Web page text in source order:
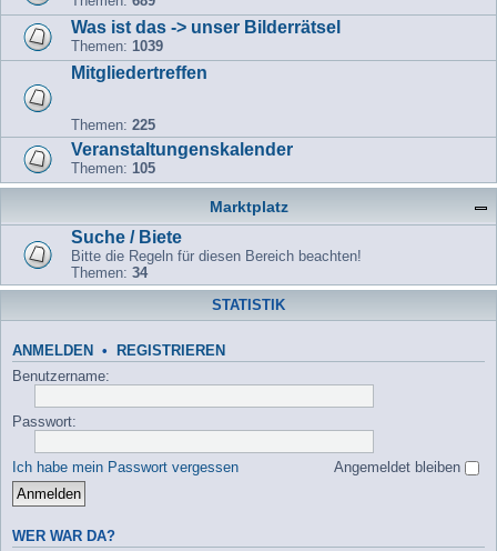
Was ist das -> unser Bilderrätsel
Themen: 1039
Mitgliedertreffen
Themen: 225
Veranstaltungenskalender
Themen: 105
Marktplatz
Suche / Biete
Bitte die Regeln für diesen Bereich beachten!
Themen: 34
STATISTIK
ANMELDEN • REGISTRIEREN
Benutzername:
Passwort:
Ich habe mein Passwort vergessen Angemeldet bleiben
WER WAR DA?